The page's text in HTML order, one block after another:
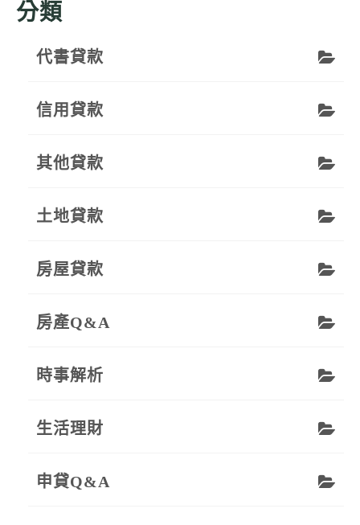
分類
代書貸款
信用貸款
其他貸款
土地貸款
房屋貸款
房產Q&A
時事解析
生活理財
申貸Q&A